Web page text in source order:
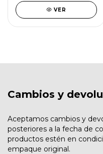
VER
Cambios y
Aceptamos cambios y
posteriores a la fecha de
productos estén en
empaque original.